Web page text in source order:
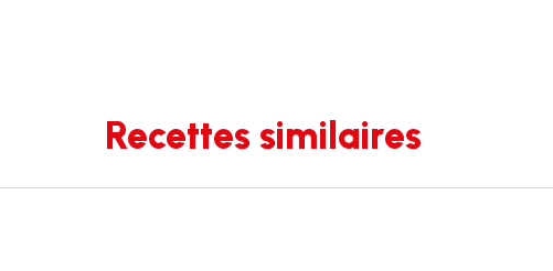
Recettes similaires